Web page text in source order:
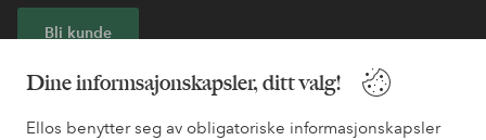
Dine informsajonskapsler, ditt valg!
Ellos benytter seg av obligatoriske informasjonskapsler
Bli kunde
* Se tilbudsvilkår ved registrering